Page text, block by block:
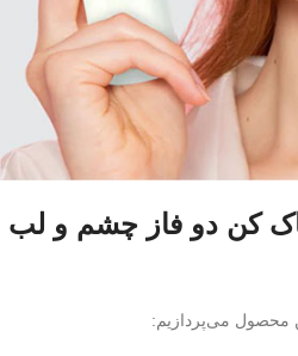
کن دو فاز چشم و لب
محصول می‌پردازیم: